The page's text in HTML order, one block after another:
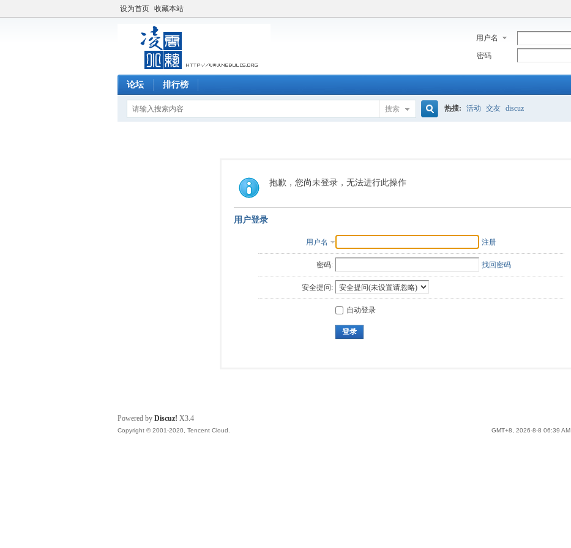
设为首页 收藏本站
用户名
密码
论坛 排行榜
搜索 热搜: 活动 交友 discuz
抱歉，您尚未登录，无法进行此操作
用户登录
用户名 注册
密码: 找回密码
安全提问:
自动登录
登录
GMT+8, 2026-8-8 06:39 AM
Powered by Discuz! X3.4
Copyright © 2001-2020, Tencent Cloud.